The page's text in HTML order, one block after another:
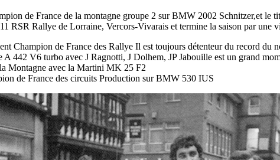
de France de la montagne groupe 2 sur BMW 2002 Schnitzer,et le
RSR Rallye de Lorraine, Vercors-Vivarais et termine la saison par
Champion de France des Rallye Il est toujours détenteur du record du
442 V6 turbo avec J Ragnotti, J Dolhem, JP Jabouille est un grand
Montagne avec la Martini MK 25 F2
de France des circuits Production sur BMW 530 IUS